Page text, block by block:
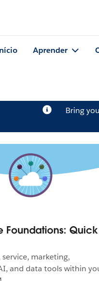
Aprender
Bring
Foundations: Quick
service, marketing,
and data tools within